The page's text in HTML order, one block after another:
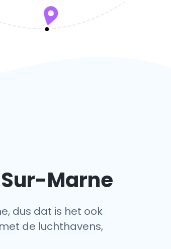
Marne
dus dat is het ook
de luchthavens,